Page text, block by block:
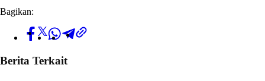
Bagikan:
Berita Terkait